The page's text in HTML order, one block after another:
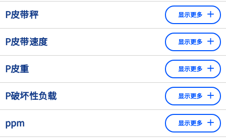
在恒定载荷情况下，读数随时间产生的缓慢变化。
P皮带秤 显示更多
安装在传送带并称重传送带上运输的散装货物的秤.
自动检重秤有时会被错误地被称为“皮带秤”，因为它们
使用传送带来运输包装好的货物。
P皮带速度 显示更多
皮带速度v（单位：m/s）表示产品在秤上的输送速度。
P皮重 显示更多
产品包装的重量
P破坏性负载 显示更多
如果负荷超过了破坏性负荷，就有可能造成称重传感器的机
械损坏。之后就不能再进行测量了。
ppm 显示更多